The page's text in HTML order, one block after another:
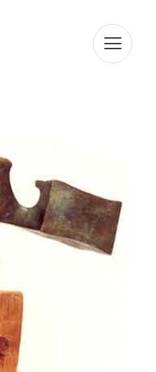
o rectifiquin sense dilació
amb els drets que li
en protecció de dades
electrònic
dirigir-se a l'Autoritat de
la reclamació que
d'aquestes dades
clàusula.